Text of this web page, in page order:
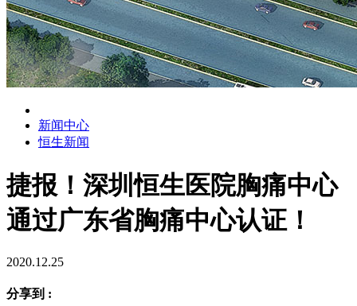
新闻中心
恒生新闻
捷报！深圳恒生医院胸痛中心
通过广东省胸痛中心认证！
2020.12.25
分享到 :